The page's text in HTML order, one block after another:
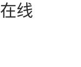
在线